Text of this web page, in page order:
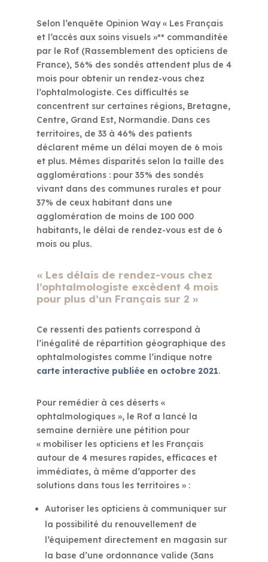
Selon l’enquête Opinion Way « Les Français
et l’accès aux soins visuels »** commanditée
par le Rof (Rassemblement des opticiens de
France), 56% des sondés attendent plus de 4
mois pour obtenir un rendez-vous chez
l’ophtalmologiste. Ces difficultés se
concentrent sur certaines régions, Bretagne,
Centre, Grand Est, Normandie. Dans ces
territoires, de 33 à 46% des patients
déclarent même un délai moyen de 6 mois
et plus. Mêmes disparités selon la taille des
agglomérations : pour 35% des sondés
vivant dans des communes rurales et pour
37% de ceux habitant dans une
agglomération de moins de 100 000
habitants, le délai de rendez-vous est de 6
mois ou plus.
« Les délais de rendez-vous chez
l’ophtalmologiste excèdent 4 mois
pour plus d’un Français sur 2 »
Ce ressenti des patients correspond à
l’inégalité de répartition géographique des
ophtalmologistes comme l’indique notre
carte interactive publiée en octobre 2021.
Pour remédier à ces déserts «
ophtalmologiques », le Rof a lancé la
semaine dernière une pétition pour
« mobiliser les opticiens et les Français
autour de 4 mesures rapides, efficaces et
immédiates, à même d’apporter des
solutions dans tous les territoires » :
Autoriser les opticiens à communiquer sur
la possibilité du renouvellement de
l’équipement directement en magasin sur
la base d’une ordonnance valide (3ans